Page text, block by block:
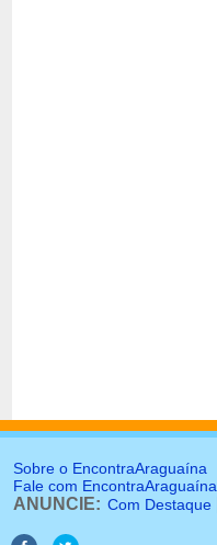
Sobre o EncontraAraguaína
Fale com EncontraAraguaína
ANUNCIE: Com Destaque